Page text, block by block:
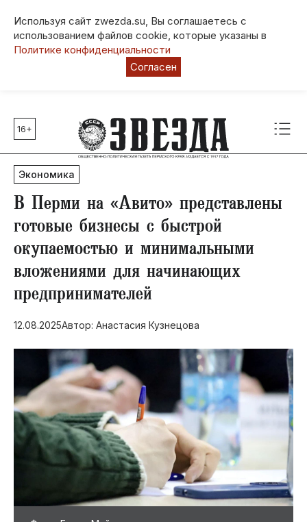
Используя сайт zwezda.su, Вы соглашаетесь с
использованием файлов cookie, которые указаны в
Политике конфиденциальности
Согласен
Главные темы
80 лет Победы
Молодежная столица РФ
СВО
Выборы в Пермском крае
Инфраструктура
Благоустройство
16+
Экономика
​В Перми на «Авито» представлены
готовые бизнесы с быстрой
окупаемостью и минимальными
вложениями для начинающих
предпринимателей
12.08.2025Автор: Анастасия Кузнецова